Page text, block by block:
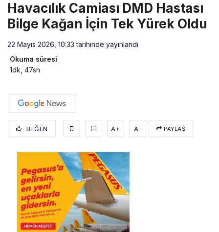
Havacılık Camiası DMD Hastası
Bilge Kağan İçin Tek Yürek Oldu
22 Mayıs 2026, 10:33 tarihinde yayınlandı
Okuma süresi
1dk, 47sn
BEĞEN A+ A- PAYLAŞ